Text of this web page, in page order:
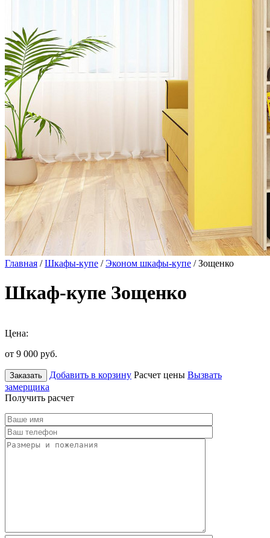
Главная /Шкафы-купе /Эконом шкафы-купе / Зощенко
Шкаф-купе Зощенко
Цена:
от 9 000 руб.
Заказать Добавить в корзину Расчет цены Вызвать
замерщика
Получить расчет